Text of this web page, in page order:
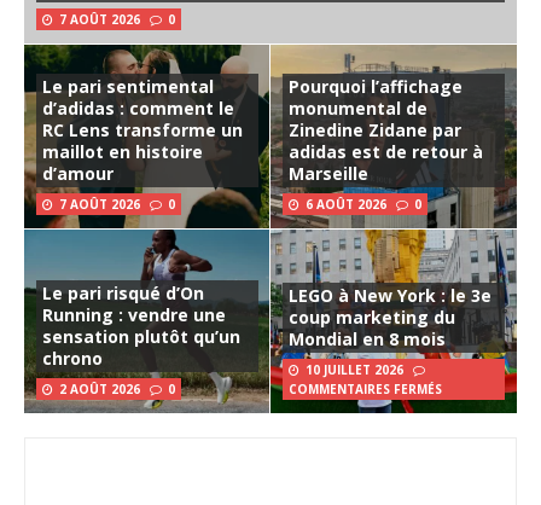
7 AOÛT 2026 0
Le pari sentimental
d’adidas : comment le
RC Lens transforme un
maillot en histoire
d’amour
7 AOÛT 2026 0
Pourquoi l’affichage
monumental de
Zinedine Zidane par
adidas est de retour à
Marseille
6 AOÛT 2026 0
Le pari risqué d’On
Running : vendre une
sensation plutôt qu’un
chrono
2 AOÛT 2026 0
LEGO à New York : le 3e
coup marketing du
Mondial en 8 mois
10 JUILLET 2026
COMMENTAIRES FERMÉS